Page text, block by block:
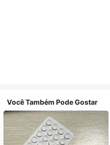
Você Também Pode Gostar